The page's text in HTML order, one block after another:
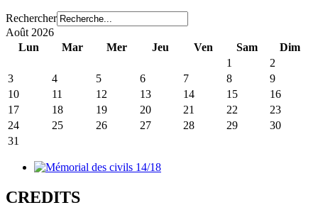
Rechercher
Août 2026
Lun
Mar Mer Jeu Ven Sam
Dim
1
2
3
4 5 6 7 8
9
10
11 12 13 14 15
16
17
18 19 20 21 22
23
24
25 26 27 28 29
30
31
CREDITS